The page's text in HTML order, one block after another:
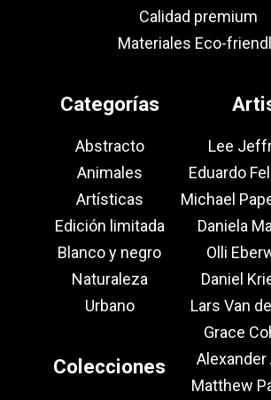
Calidad premium
Materiales Eco-
Categorías
Abstracto
Animales
Artísticas
Edición limitada
Blanco y negro
Naturaleza
Urbano
Colecciones
Lee
Eduardo
Michael
Daniela
Olli
Daniel
Lars Van
Grace
Alexander
Matthew